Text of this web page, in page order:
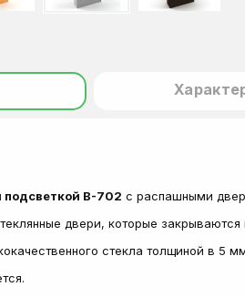
подсветкой В-702 с распашными
двери, которые закрываются
стекла толщиной в 5